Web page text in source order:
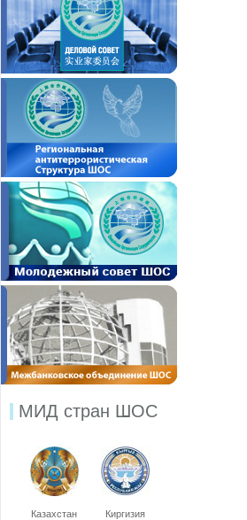
МИД стран ШОС
Казахстан Киргизия